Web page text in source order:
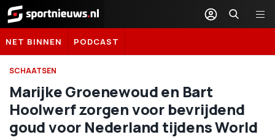
Sportnieuws.nl
NET BINNEN PODCAST
SCHAATSEN
Marijke Groenewoud en Bart
Hoolwerf zorgen voor bevrijdend
goud voor Nederland tijdens World